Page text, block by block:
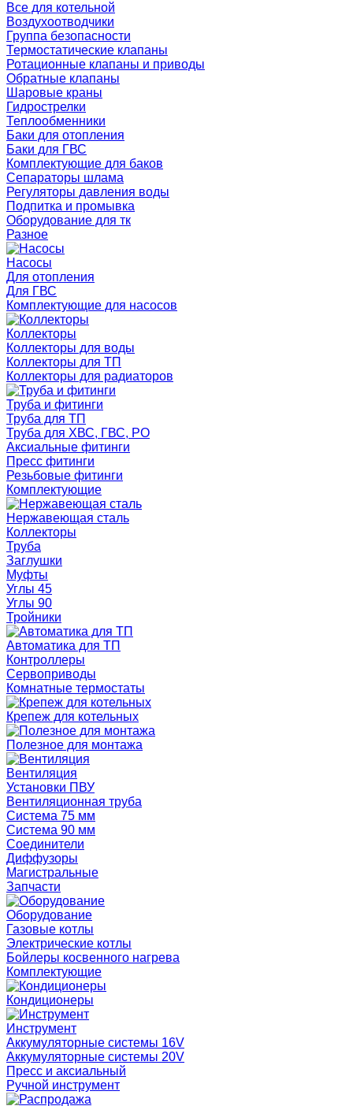
Все для котельной
Воздухоотводчики
Группа безопасности
Термостатические клапаны
Ротационные клапаны и приводы
Обратные клапаны
Шаровые краны
Гидрострелки
Теплообменники
Баки для отопления
Баки для ГВС
Комплектующие для баков
Сепараторы шлама
Регуляторы давления воды
Подпитка и промывка
Оборудование для тк
Разное
Насосы
Для отопления
Для ГВС
Комплектующие для насосов
Коллекторы
Коллекторы для воды
Коллекторы для ТП
Коллекторы для радиаторов
Труба и фитинги
Труба для ТП
Труба для ХВС, ГВС, РО
Аксиальные фитинги
Пресс фитинги
Резьбовые фитинги
Комплектующие
Нержавеющая сталь
Коллекторы
Труба
Заглушки
Муфты
Углы 45
Углы 90
Тройники
Автоматика для ТП
Контроллеры
Сервоприводы
Комнатные термостаты
Крепеж для котельных
Полезное для монтажа
Вентиляция
Установки ПВУ
Вентиляционная труба
Система 75 мм
Система 90 мм
Соединители
Диффузоры
Магистральные
Запчасти
Оборудование
Газовые котлы
Электрические котлы
Бойлеры косвенного нагрева
Комплектующие
Кондиционеры
Инструмент
Аккумуляторные системы 16V
Аккумуляторные системы 20V
Пресс и аксиальный
Ручной инструмент